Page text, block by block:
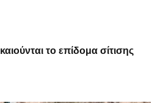
το επίδομα σίτισης